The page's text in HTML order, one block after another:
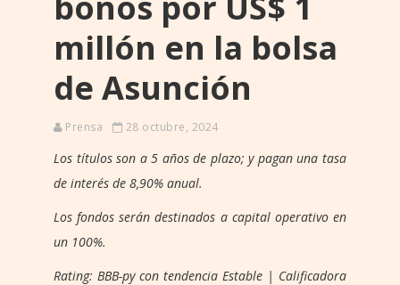
millón en la bolsa
de Asunción
Prensa 28 octubre, 2024
Los títulos son a 5 años de plazo; y pagan una tasa
de interés de 8,90% anual.
Los fondos serán destinados a capital operativo en
un 100%.
Rating: BBB-py con tendencia Estable | Calificadora